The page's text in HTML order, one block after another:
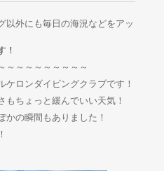
外にも毎日の海況などをアッ
！
～～～～～～～～～
ケロンダイビングクラブです！
ちょっと緩んでいい天気！
かの瞬間もありました！